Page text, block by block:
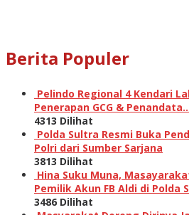
Berita Populer
Pelindo Regional 4 Kendari
Penerapan GCG &
4313 Dilihat
Polda Sultra Resmi Buka
Polri dari Sumber Sarjana
3813 Dilihat
Hina Suku Muna,
Pemilik Akun FB Aldi di Polda
3486 Dilihat